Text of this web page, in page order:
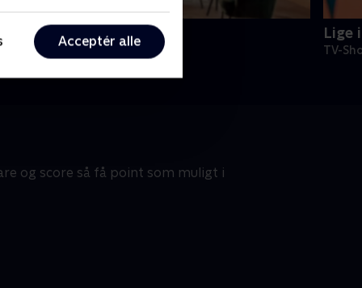
Acceptér alle
Spørg Charlie
Shows • 15 sæsoner
Lige
TV-
og score så få point som muligt i